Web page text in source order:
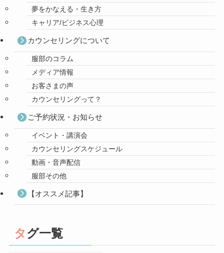
夢をかなえる・生き方
キャリア/ビジネス心理
カウンセリングについて
服部のコラム
メディア情報
お客さまの声
カウンセリングって？
ご予約状況・お知らせ
イベント・講演会
カウンセリングスケジュール
動画・音声配信
服部その他
【オススメ記事】
タグ一覧